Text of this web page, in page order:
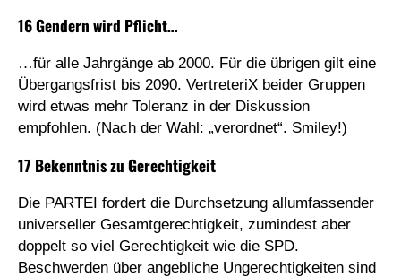
16 Gendern wird Pflicht…
…für alle Jahrgänge ab 2000. Für die übrigen gilt eine
Übergangsfrist bis 2090. VertreteriX beider Gruppen
wird etwas mehr Toleranz in der Diskussion
empfohlen. (Nach der Wahl: „verordnet“. Smiley!)
17 Bekenntnis zu Gerechtigkeit
Die PARTEI fordert die Durchsetzung allumfassender
universeller Gesamtgerechtigkeit, zumindest aber
doppelt so viel Gerechtigkeit wie die SPD.
Beschwerden über angebliche Ungerechtigkeiten sind